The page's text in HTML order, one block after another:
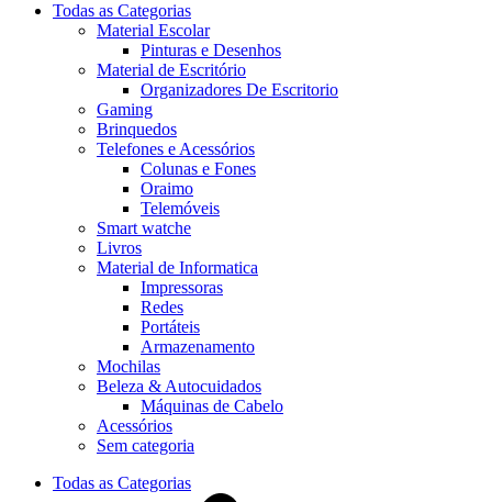
Todas as Categorias
Material Escolar
Pinturas e Desenhos
Material de Escritório
Organizadores De Escritorio
Gaming
Brinquedos
Telefones e Acessórios
Colunas e Fones
Oraimo
Telemóveis
Smart watche
Livros
Material de Informatica
Impressoras
Redes
Portáteis
Armazenamento
Mochilas
Beleza & Autocuidados
Máquinas de Cabelo
Acessórios
Sem categoria
Todas as Categorias